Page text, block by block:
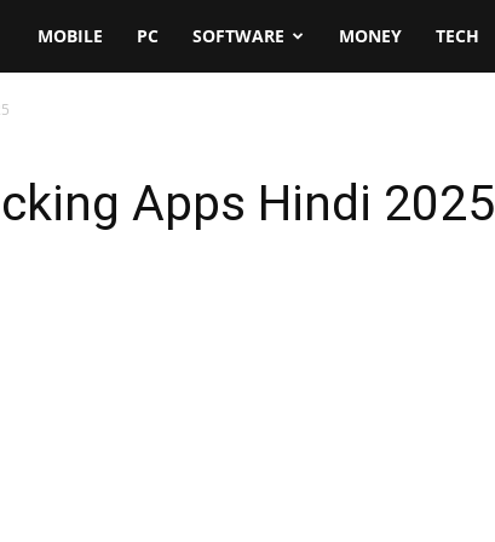
MOBILE PC SOFTWARE MONEY TECH
Apps Hindi 2025